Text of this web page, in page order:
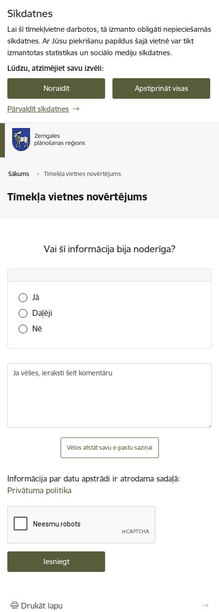
Sīkdatnes
Lai šī tīmekļvietne darbotos, tā izmanto obligāti nepieciešamās
sīkdatnes. Ar Jūsu piekrišanu papildus šajā vietnē var tikt
izmantotas statistikas un sociālo mediju sīkdatnes.
Lūdzu, atzīmējiet savu izvēli:
Noraidīt Apstiprināt visas
Pārvaldīt sīkdatnes
Sākums Tīmekļa vietnes novērtējums
Tīmekļa vietnes novērtējums
Vai šī informācija bija noderīga?
Vai šī informācija bija noderīga?
Jā
Daļēji
Nē
Ja vēlies, ieraksti šeit komentāru
Vēlos atstāt savu e-pastu saziņai
Informācija par datu apstrādi ir atrodama sadaļā:
Privātuma politika
Drukāt lapu